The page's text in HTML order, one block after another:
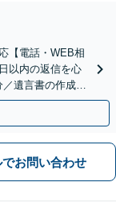
【電話・WEB相
以内の返信を心
遺言書の作成・
あり】
でお問い合わせ